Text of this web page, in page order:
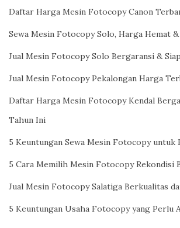
Daftar Harga Mesin Fotocopy Canon
Sewa Mesin Fotocopy Solo, Harga Hemat
Jual Mesin Fotocopy Solo Bergaransi &
Jual Mesin Fotocopy Pekalongan Harga
Daftar Harga Mesin Fotocopy Kendal
Tahun Ini
5 Keuntungan Sewa Mesin Fotocopy untuk
5 Cara Memilih Mesin Fotocopy Rekondisi
Jual Mesin Fotocopy Salatiga Berkualitas
5 Keuntungan Usaha Fotocopy yang Perlu